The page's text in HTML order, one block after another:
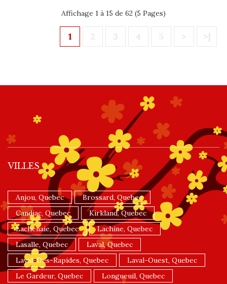
Affichage 1 à 15 de 62 (5 Pages)
1
VILLES
Anjou, Quebec
Brossard, Quebec
Candiac, Quebec
Kirkland, Quebec
Lachenaie, Quebec
Lachine, Quebec
Lasalle, Quebec
Laval, Quebec
Laval-Des-Rapides, Quebec
Laval-Ouest, Quebec
Le Gardeur, Quebec
Longueuil, Quebec